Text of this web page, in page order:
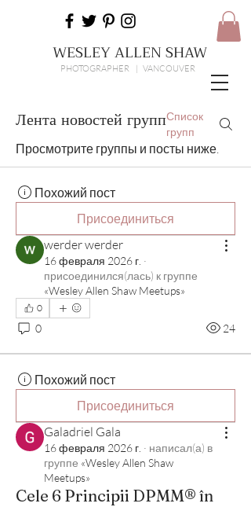
WESLEY ALLEN SHAW
PHOTOGRAPHER | VANCOUVER
Лента новостей группСписок
групп
Просмотрите группы и посты ниже.
Похожий пост
Присоединиться
werder werder
16 февраля 2026 г. ·
присоединился(лась) к группе
«Wesley Allen Shaw Meetups»
0
0 24
Похожий пост
Присоединиться
Galadriel Gala
16 февраля 2026 г. · написал(а) в
группе «Wesley Allen Shaw
Meetups»
Cele 6 Principii DPMM® în